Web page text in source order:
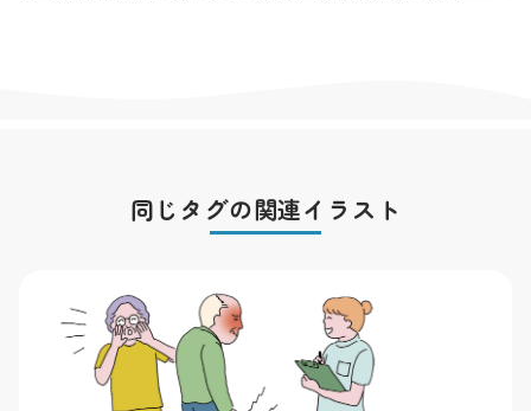
棄しておりません。全ての素材の著作権は私横浜市が所
素材を利用することによって発生したトラブルについて
は一切責任を負いかねます。全ての規約は予告無く改変
する場合があります。予めご了承下さい。
同じタグの関連イラスト